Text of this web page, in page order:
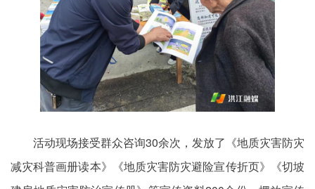
活动现场接受群众咨询30余次，发放了《地质灾害防灾
减灾科普画册读本》《地质灾害防灾避险宣传折页》《切坡